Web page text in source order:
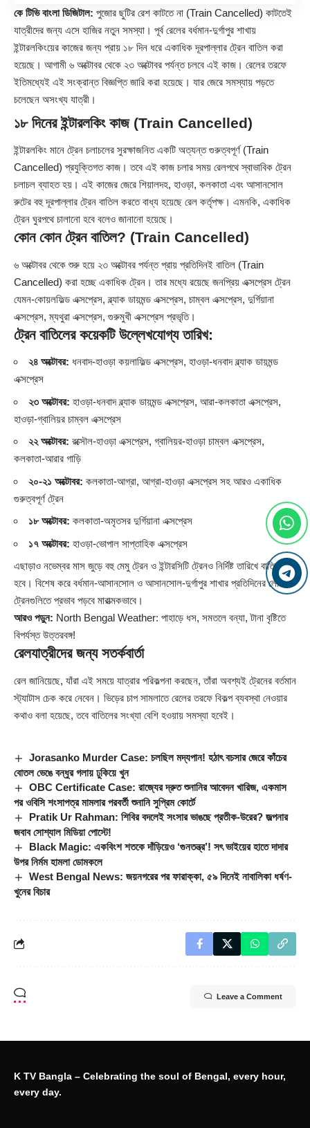
কে টিভি বাংলা ডিজিটাল: পুজোর ছুটির রেশ কাটতে না (Train Cancelled) কাটতেই
যাত্রীদের জন্য এসে হাজির নতুন সমস্যা। পূর্ব রেলের বর্ধমান-দুর্গাপুর শাখায়
ইন্টারলকিংয়ের কাজের জন্য প্রায় ১৮ দিন ধরে একাধিক দূরপাল্লার ট্রেন বাতিল করা
হয়েছে। আগামী ৬ অক্টোবর থেকে ২৩ অক্টোবর পর্যন্ত চলবে এই কাজ। রেলের তরফে
ইতিমধ্যেই এই সংক্রান্ত বিজ্ঞপ্তি জারি করা হয়েছে। যার জেরে সমস্যায় পড়তে
চলেছেন অসংখ্য যাত্রী।
১৮ দিনের ইন্টারলকিং কাজ (Train Cancelled)
ইন্টারলকিং মানে ট্রেন চলাচলের সুরক্ষাজনিত একটি অত্যন্ত গুরুত্বপূর্ণ (Train
Cancelled) প্রযুক্তিগত কাজ। তবে এই কাজ চলার সময় রেলপথে স্বাভাবিক ট্রেন
চলাচল ব্যাহত হয়। এই কাজের জেরে শিয়ালদহ, হাওড়া, কলকাতা এবং আসানসোল
রুটের বহু দূরপাল্লার ট্রেন বাতিল করতে বাধ্য হয়েছে রেল কর্তৃপক্ষ। এমনকি, একাধিক
ট্রেন ঘুরপথে চালানো হবে বলেও জানানো হয়েছে।
কোন কোন ট্রেন বাতিল? (Train Cancelled)
৬ অক্টোবর থেকে শুরু হয়ে ২৩ অক্টোবর পর্যন্ত প্রায় প্রতিদিনই বাতিল (Train
Cancelled) করা হচ্ছে একাধিক ট্রেন। তার মধ্যে রয়েছে জনপ্রিয় এক্সপ্রেস ট্রেন
যেমন-কোয়লফিল্ড এক্সপ্রেস, ব্ল্যাক ডায়মন্ড এক্সপ্রেস, চাম্বল এক্সপ্রেস, দুর্গিয়ানা
এক্সপ্রেস, ম্যথুরা এক্সপ্রেস, গুরুমুখী এক্সপ্রেস প্রভৃতি।
ট্রেন বাতিলের কয়েকটি উল্লেখযোগ্য তারিখ:
২৪ অক্টোবর: ধনবাদ-হাওড়া কয়লাফিল্ড এক্সপ্রেস, হাওড়া-ধনবাদ ব্ল্যাক ডায়মন্ড
এক্সপ্রেস
২৩ অক্টোবর: হাওড়া-ধনবাদ ব্ল্যাক ডায়মন্ড এক্সপ্রেস, আরা-কলকাতা এক্সপ্রেস,
হাওড়া-গ্বালিয়র চাম্বল এক্সপ্রেস
২২ অক্টোবর: রক্সৌল-হাওড়া এক্সপ্রেস, গ্বালিয়র-হাওড়া চাম্বল এক্সপ্রেস,
কলকাতা-আরার গাড়ি
২০-২১ অক্টোবর: কলকাতা-আগ্রা, আগ্রা-হাওড়া এক্সপ্রেস সহ আরও একাধিক
গুরুত্বপূর্ণ ট্রেন
১৮ অক্টোবর: কলকাতা-অমৃতসর দুর্গিয়ানা এক্সপ্রেস
১৭ অক্টোবর: হাওড়া-ভোপাল সাপ্তাহিক এক্সপ্রেস
এছাড়াও নভেম্বর মাস জুড়ে বহু মেমু ট্রেন ও ইন্টারসিটি ট্রেনও নির্দিষ্ট তারিখে বাতিল করা
হবে। বিশেষ করে বর্ধমান-আসানসোল ও আসানসোল-দুর্গাপুর শাখার প্রতিদিনের লোকাল
ট্রেনগুলিতে প্রভাব পড়বে মারাত্মকভাবে।
আরও পড়ুন: North Bengal Weather: পাহাড়ে ধস, সমতলে বন্যা, টানা বৃষ্টিতে
বিপর্যস্ত উত্তরবঙ্গ!
রেলযাত্রীদের জন্য সতর্কবার্তা
রেল জানিয়েছে, যাঁরা এই সময়ে যাত্রার পরিকল্পনা করছেন, তাঁরা অবশ্যই ট্রেনের বর্তমান
স্ট্যাটাস চেক করে নেবেন। ভিড়ের চাপ সামলাতে রেলের তরফে বিকল্প ব্যবস্থা নেওয়ার
কথাও বলা হয়েছে, তবে বাতিলের সংখ্যা বেশি হওয়ায় সমস্যা হবেই।
Jorasanko Murder Case: চলছিল মদ্যপান! হঠাৎ বচসার জেরে কাঁচের
বোতল ভেঙে বন্ধুর গলায় ঢুকিয়ে খুন
OBC Certificate Case: রাজ্যের দ্রুত শুনানির আবেদন খারিজ, একমাস
পর ওবিসি শংসাপত্র মামলার পরবর্তী শুনানি সুপ্রিম কোর্টে
Pratik Ur Rahman: শিবির বদলেই সংসার ভাঙছে প্রতীক-উরের? জল্পনার
জবাব সোশ্যাল মিডিয়া পোস্টে!
Black Magic: একবিংশ শতকে দাঁড়িয়েও ‘গুনতন্ত্র’! সৎ ভাইয়ের হাতে দাদার
উপর নির্মম হামলা ডোমকলে
West Bengal News: জয়নগরের পর ফারাক্কা, ৫৯ দিনেই নাবালিকা ধর্ষণ-
খুনের বিচার
Leave a Comment
K TV Bangla – Celebrating the soul of Bengal, every hour,
every day.